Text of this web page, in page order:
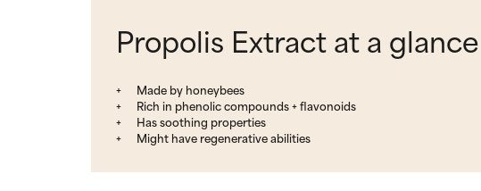
Propolis Extract at a glance
Made by honeybees
Rich in phenolic compounds + flavonoids
Has soothing properties
Might have regenerative abilities